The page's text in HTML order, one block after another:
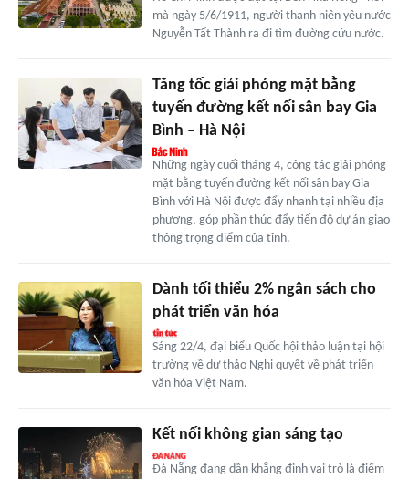
mà ngày 5/6/1911, người thanh niên yêu nước
Nguyễn Tất Thành ra đi tìm đường cứu nước.
Tăng tốc giải phóng mặt bằng
tuyến đường kết nối sân bay Gia
Bình – Hà Nội
Những ngày cuối tháng 4, công tác giải phóng
mặt bằng tuyến đường kết nối sân bay Gia
Bình với Hà Nội được đẩy nhanh tại nhiều địa
phương, góp phần thúc đẩy tiến độ dự án giao
thông trọng điểm của tỉnh.
Dành tối thiểu 2% ngân sách cho
phát triển văn hóa
Sáng 22/4, đại biểu Quốc hội thảo luận tại hội
trường về dự thảo Nghị quyết về phát triển
văn hóa Việt Nam.
Kết nối không gian sáng tạo
Đà Nẵng đang dần khẳng định vai trò là điểm